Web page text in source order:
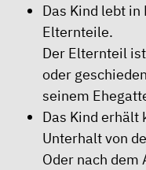
Das Kind lebt
Elternteile.
Der Elternteil
oder
seinem
Das Kind
Unterhalt von
Oder nach dem